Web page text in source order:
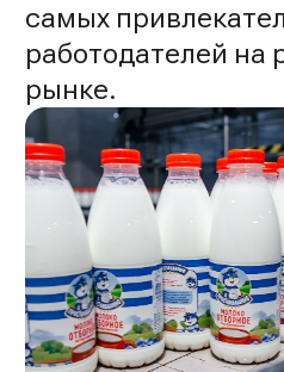
самых
работодателей на
рынке.